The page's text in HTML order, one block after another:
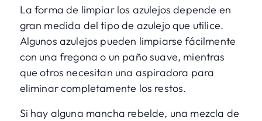
La forma de limpiar los azulejos depende en
gran medida del tipo de azulejo que utilice.
Algunos azulejos pueden limpiarse fácilmente
con una fregona o un paño suave, mientras
que otros necesitan una aspiradora para
eliminar completamente los restos.
Si hay alguna mancha rebelde, una mezcla de